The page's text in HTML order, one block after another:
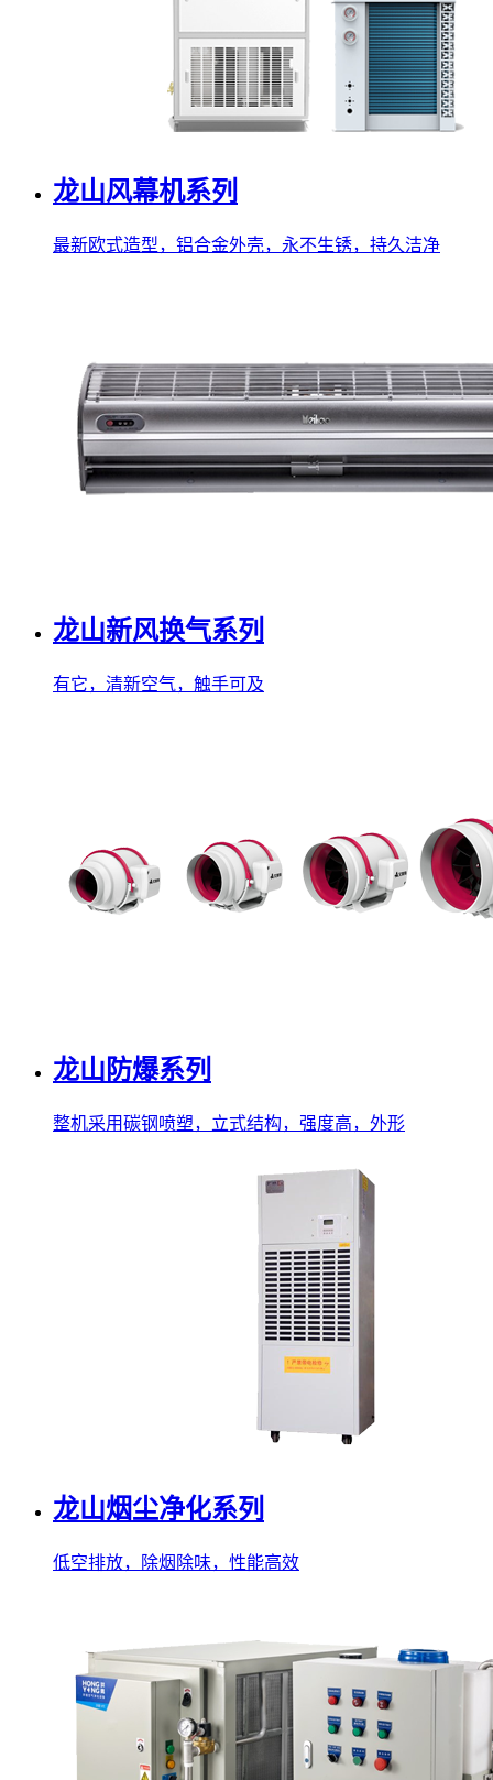
龙山风幕机系列
最新欧式造型，铝合金外壳，永不生锈，持久洁净
龙山新风换气系列
有它，清新空气，触手可及
龙山防爆系列
整机采用碳钢喷塑，立式结构，强度高，外形
龙山烟尘净化系列
低空排放，除烟除味，性能高效